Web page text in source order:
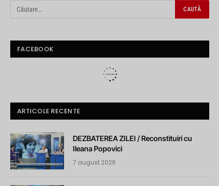
FACEBOOK
ARTICOLE RECENTE
DEZBATEREA ZILEI / Reconstituiri cu
Ileana Popovici
7 august 2026